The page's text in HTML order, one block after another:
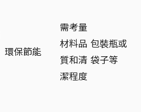
環保節能
需考量
材料品
質和清
潔程度
包裝瓶或
袋子等